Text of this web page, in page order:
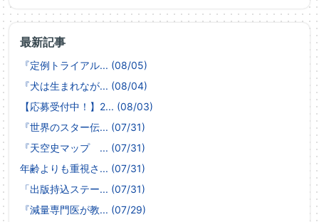
最新記事
『定例トライアル... (08/05)
『犬は生まれなが... (08/04)
【応募受付中！】2... (08/03)
『世界のスター伝... (07/31)
『天空史マップ ... (07/31)
年齢よりも重視さ... (07/31)
「出版持込ステー... (07/31)
『減量専門医が教... (07/29)